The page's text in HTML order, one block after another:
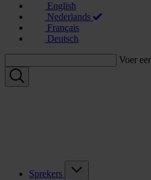
English
Nederlands
Français
Deutsch
Voer
Sprekers